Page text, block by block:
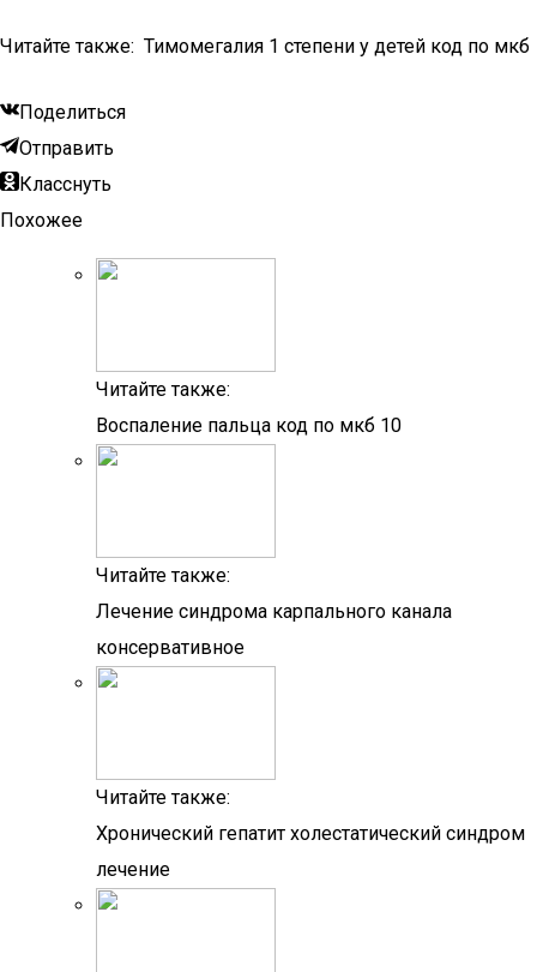
Читайте также: Тимомегалия 1 степени у детей код по мкб
Поделиться
Отправить
Класснуть
Похожее
Читайте также:
Воспаление пальца код по мкб 10
Читайте также:
Лечение синдрома карпального канала
консервативное
Читайте также:
Хронический гепатит холестатический синдром
лечение